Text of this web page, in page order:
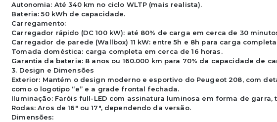
Autonomia: Até 340 km no ciclo WLTP (mais realista).
Bateria: 50 kWh de capacidade.
Carregamento:
Carregador rápido (DC 100 kW): até 80% de carga em cerca de 30
Carregador de parede (Wallbox) 11 kW: entre 5h e 8h para carga
Tomada doméstica: carga completa em cerca de 16 horas.
Garantia da bateria: 8 anos ou 160.000 km para 70% da capacidade de
3. Design e Dimensões
Exterior: Mantém o design moderno e esportivo do Peugeot 208, com
como o logotipo “e” e a grade frontal fechada.
Iluminação: Faróis full-LED com assinatura luminosa em forma de garra,
Rodas: Aros de 16" ou 17", dependendo da versão.
Dimensões: